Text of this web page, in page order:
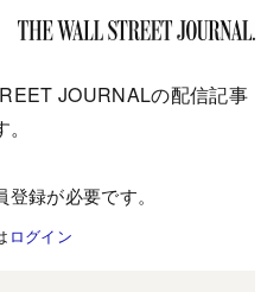
JOURNALの配信記事
録が必要です。
ログイン